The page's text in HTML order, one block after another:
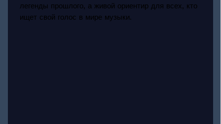
легенды прошлого, а живой ориентир для всех, кто
ищет свой голос в мире музыки.